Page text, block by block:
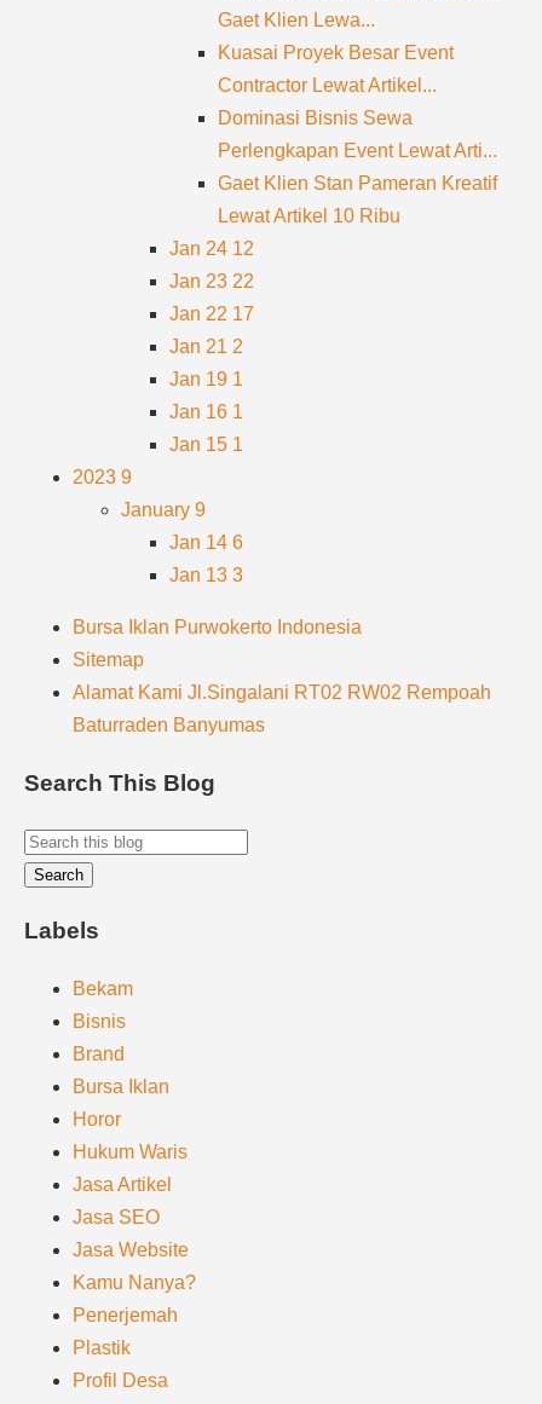
Gaet Klien Lewa...
Kuasai Proyek Besar Event
Contractor Lewat Artikel...
Dominasi Bisnis Sewa
Perlengkapan Event Lewat Arti...
Gaet Klien Stan Pameran Kreatif
Lewat Artikel 10 Ribu
Jan 24 12
Jan 23 22
Jan 22 17
Jan 21 2
Jan 19 1
Jan 16 1
Jan 15 1
2023 9
January 9
Jan 14 6
Jan 13 3
Bursa Iklan Purwokerto Indonesia
Sitemap
Alamat Kami Jl.Singalani RT02 RW02 Rempoah
Baturraden Banyumas
Search This Blog
Labels
Bekam
Bisnis
Brand
Bursa Iklan
Horor
Hukum Waris
Jasa Artikel
Jasa SEO
Jasa Website
Kamu Nanya?
Penerjemah
Plastik
Profil Desa